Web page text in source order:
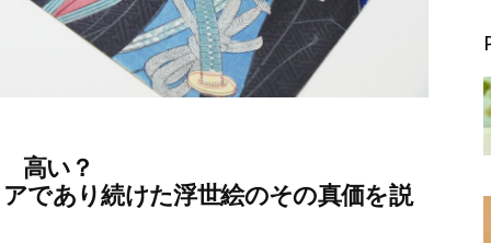
高い？
であり続けた浮世絵のその真価を説